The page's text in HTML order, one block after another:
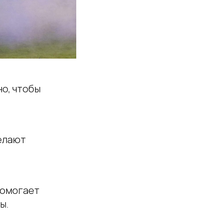
чтобы